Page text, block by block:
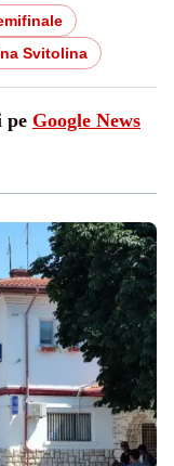
Svitolina
pe Google News